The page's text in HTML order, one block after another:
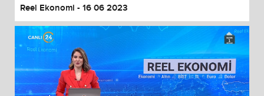
Reel Ekonomi - 16 06 2023